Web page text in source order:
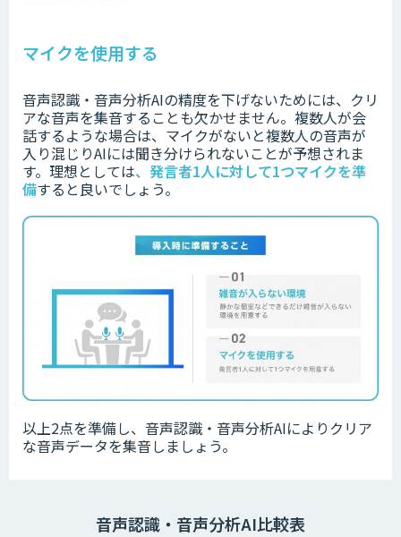
マイクを使用する
音声認識・音声分析AIの精度を下げないためには、クリ
アな音声を集音することも欠かせません。 複数人が会
話するような場合は、マイクがないと複数人の音声が
入り混じりAIには聞き分けられないことが予想されま
す。 理想としては、 発言者1人に対して1つマイクを準
備すると良いでしょう。
以上2点を準備し、音声認識・音声分析AIによりクリア
な音声データを集音しましょう。
音声認識・音声分析AI比較表